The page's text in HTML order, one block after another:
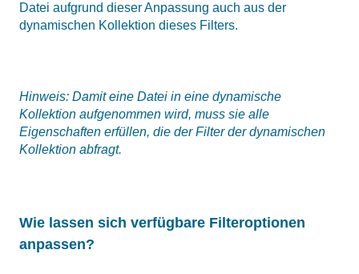
Datei aufgrund dieser Anpassung auch aus der
dynamischen Kollektion dieses Filters.
Hinweis: Damit eine Datei in eine dynamische
Kollektion aufgenommen wird, muss sie alle
Eigenschaften erfüllen, die der Filter der dynamischen
Kollektion abfragt.
Wie lassen sich verfügbare Filteroptionen
anpassen?